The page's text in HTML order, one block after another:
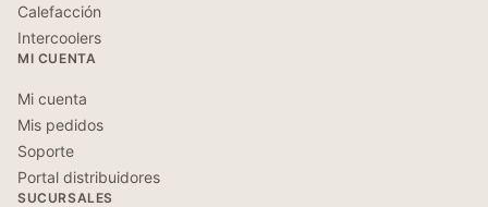
Calefacción
Intercoolers
MI CUENTA
Mi cuenta
Mis pedidos
Soporte
Portal distribuidores
SUCURSALES